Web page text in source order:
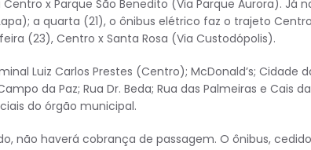
x Parque São Benedito (Via Parque Aurora). Já
a quarta (21), o ônibus elétrico faz o trajeto
(23), Centro x Santa Rosa (Via Custodópolis).
Luiz Carlos Prestes (Centro); McDonald’s; Cidade
da Paz; Rua Dr. Beda; Rua das Palmeiras e Cais da
do órgão municipal.
não haverá cobrança de passagem. O ônibus, cedido